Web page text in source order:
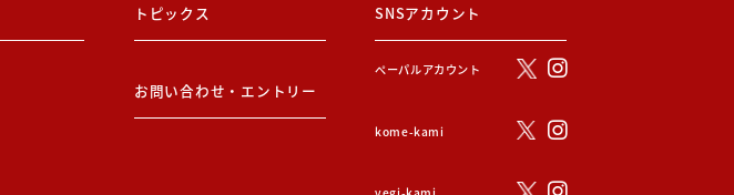
トピックス
お問い合わせ・エントリー
SNSアカウント
ぺーパルアカウント
kome-kami